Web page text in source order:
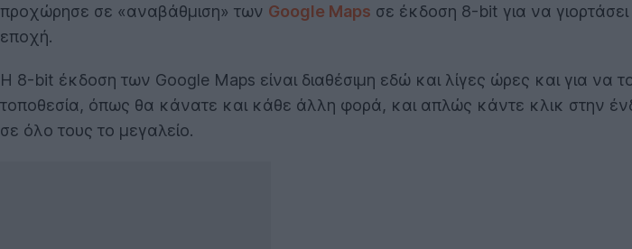
προχώρησε σε «αναβάθμιση» των Google Maps σε έκδοση 8-bit για να
εποχή.
Η 8-bit έκδοση των Google Maps είναι διαθέσιμη εδώ και λίγες ώρες και για να
τοποθεσία, όπως θα κάνατε και κάθε άλλη φορά, και απλώς κάντε κλικ στην
σε όλο τους το μεγαλείο.